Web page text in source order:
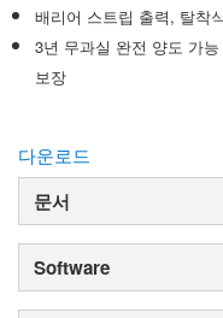
배리어 스트립 출력, 탈착
3년 무과실 완전 양도 가
보장
다운로드
문서
Software